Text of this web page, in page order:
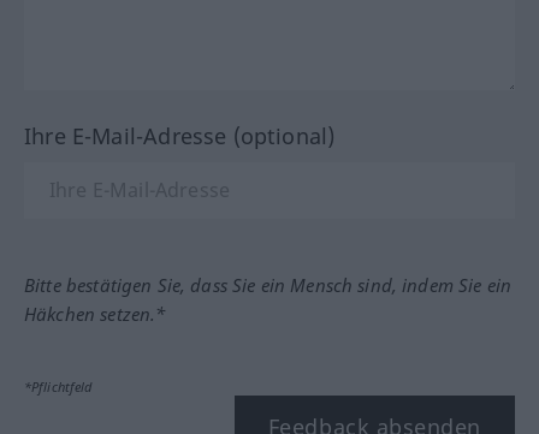
Ihre E-Mail-Adresse (optional)
Bitte bestätigen Sie, dass Sie ein Mensch sind, indem Sie ein
Häkchen setzen.*
*Pflichtfeld
Feedback absenden